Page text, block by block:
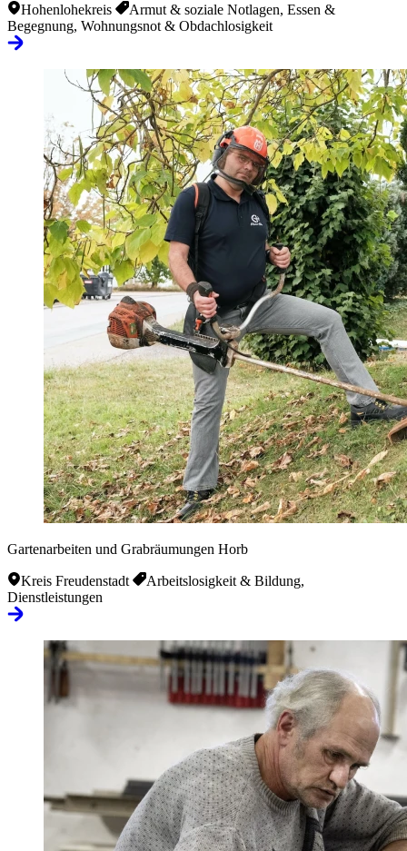
Hohenlohekreis
Armut & soziale Notlagen, Essen &
Begegnung, Wohnungsnot & Obdachlosigkeit
Gartenarbeiten und Grabräumungen Horb
Kreis Freudenstadt
Arbeitslosigkeit & Bildung,
Dienstleistungen